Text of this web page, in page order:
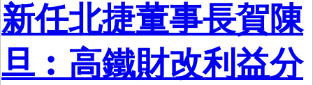
新任北捷董事長賀陳
旦︰高鐵財改利益分